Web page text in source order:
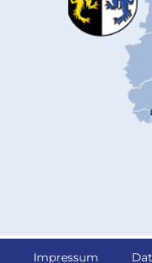
Impressum